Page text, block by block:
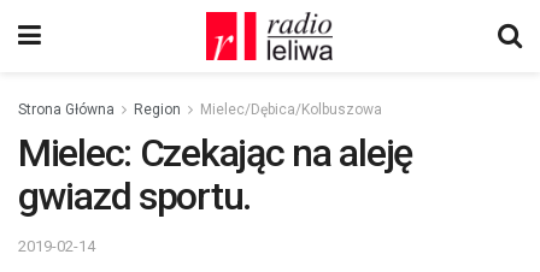
Strona Główna Region Mielec/Dębica/Kolbuszowa
Mielec: Czekając na aleję
gwiazd sportu.
2019-02-14